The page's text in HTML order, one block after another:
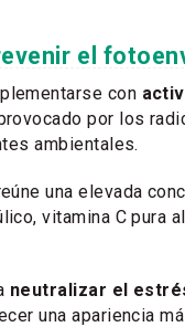
el
con
por los
ambientales.
una elevada
vitamina C pura
neutralizar el
una apariencia